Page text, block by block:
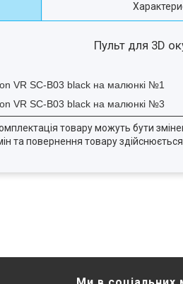
Пульт для 3D
товару можуть бути
та повернення товару здійснюється